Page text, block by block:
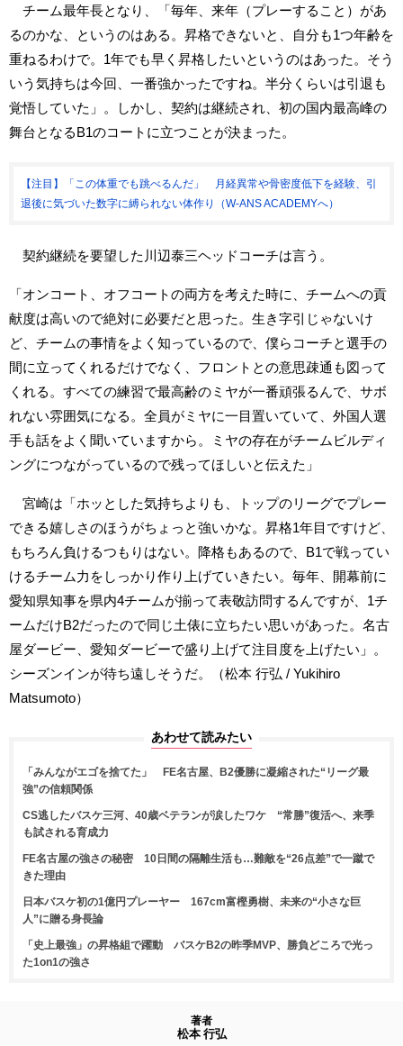
チーム最年長となり、「毎年、来年（プレーすること）があ
るのかな、というのはある。昇格できないと、自分も1つ年齢を
重ねるわけで。1年でも早く昇格したいというのはあった。そう
いう気持ちは今回、一番強かったですね。半分くらいは引退も
覚悟していた」。しかし、契約は継続され、初の国内最高峰の
舞台となるB1のコートに立つことが決まった。
【注目】「この体重でも跳べるんだ」 月経異常や骨密度低下を経験、引
退後に気づいた数字に縛られない体作り（W-ANS ACADEMYへ）
契約継続を要望した川辺泰三ヘッドコーチは言う。
「オンコート、オフコートの両方を考えた時に、チームへの貢
献度は高いので絶対に必要だと思った。生き字引じゃないけ
ど、チームの事情をよく知っているので、僕らコーチと選手の
間に立ってくれるだけでなく、フロントとの意思疎通も図って
くれる。すべての練習で最高齢のミヤが一番頑張るんで、サボ
れない雰囲気になる。全員がミヤに一目置いていて、外国人選
手も話をよく聞いていますから。ミヤの存在がチームビルディ
ングにつながっているので残ってほしいと伝えた」
宮崎は「ホッとした気持ちよりも、トップのリーグでプレー
できる嬉しさのほうがちょっと強いかな。昇格1年目ですけど、
もちろん負けるつもりはない。降格もあるので、B1で戦ってい
けるチーム力をしっかり作り上げていきたい。毎年、開幕前に
愛知県知事を県内4チームが揃って表敬訪問するんですが、1チ
ームだけB2だったので同じ土俵に立ちたい思いがあった。名古
屋ダービー、愛知ダービーで盛り上げて注目度を上げたい」。
シーズンインが待ち遠しそうだ。（松本 行弘 / Yukihiro
Matsumoto）
あわせて読みたい
「みんながエゴを捨てた」 FE名古屋、B2優勝に凝縮された“リーグ最
強”の信頼関係
CS逃したバスケ三河、40歳ベテランが涙したワケ “常勝”復活へ、来季
も試される育成力
FE名古屋の強さの秘密 10日間の隔離生活も…難敵を“26点差”で一蹴で
きた理由
日本バスケ初の1億円プレーヤー 167cm富樫勇樹、未来の“小さな巨
人”に贈る身長論
「史上最強」の昇格組で躍動 バスケB2の昨季MVP、勝負どころで光っ
た1on1の強さ
著者
松本 行弘